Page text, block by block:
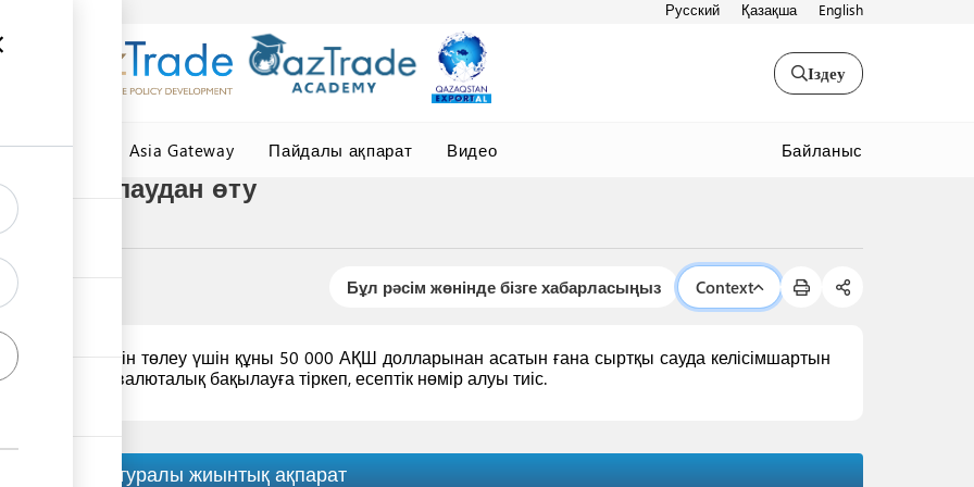
Русский Қазақша English
Іздеу
Central Asia Gateway Пайдалы ақпарат Видео Байланыс
бақылаудан өту
Бұл рәсім жөнінде бізге хабарласыңыз Context
төлемдерін төлеу үшін құны 50 000 АҚШ долларынан асатын ғана сыртқы сауда келісімшартын
филиалында валюталық бақылауға тіркеп, есептік нөмір алуы тиіс.
Рәсім туралы жиынтық ақпарат